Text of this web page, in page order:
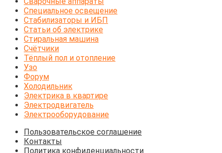
Специальное освещение
Стабилизаторы и ИБП
Статьи об электрике
Стиральная машина
Счётчики
Тёплый пол и отопление
Узо
Форум
Холодильник
Электрика в квартире
Электродвигатель
Электрооборудование
Пользовательское соглашение
Контакты
Политика конфиденциальности